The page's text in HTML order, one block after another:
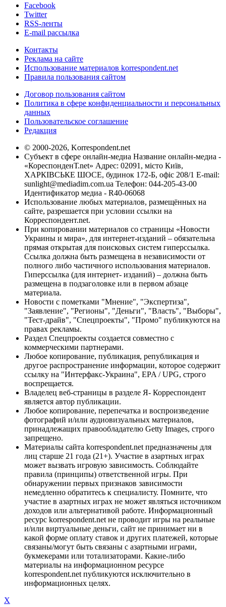
Facebook
Twitter
RSS-ленты
E-mail рассылка
Контакты
Реклама на сайте
Использование материалов korrespondent.net
Правила пользования сайтом
Договор пользования сайтом
Политика в сфере конфиденциальности и персональных
данных
Пользовательское соглашение
Редакция
© 2000-2026, Korrespondent.net
Субъект в сфере онлайн-медиа Название онлайн-медиа -
«КореспонденТ.net» Адрес: 02091, місто Київ,
ХАРКІВСЬКЕ ШОСЕ, будинок 172-Б, офіс 208/1 E-mail:
sunlight@mediadim.com.ua Телефон: 044-205-43-00
Идентификатор медиа - R40-06068
Использование любых материалов, размещённых на
сайте, разрешается при условии ссылки на
Корреспондент.net.
При копировании материалов со страницы «Новости
Украины и мира», для интернет-изданий – обязательна
прямая открытая для поисковых систем гиперссылка.
Ссылка должна быть размещена в независимости от
полного либо частичного использования материалов.
Гиперссылка (для интернет- изданий) – должна быть
размещена в подзаголовке или в первом абзаце
материала.
Новости с пометками "Мнение", "Экспертиза",
"Заявление", "Регионы", "Деньги", "Власть", "Выборы",
"Тест-драйв", "Спецпроекты", "Промо" публикуются на
правах рекламы.
Раздел Спецпроекты создается совместно с
коммерческими партнерами.
Любое копирование, публикация, републикация и
другое распространение информации, которое содержит
ссылку на "Интерфакс-Украина", EPA / UPG, строго
воспрещается.
Владелец веб-страницы в разделе Я- Корреспондент
является автор публикации.
Любое копирование, перепечатка и воспроизведение
фотографий и/или аудиовизуальных материалов,
принадлежащих правообладателю Getty Images, строго
запрещено.
Материалы сайта korrespondent.net предназначены для
лиц старше 21 года (21+). Участие в азартных играх
может вызвать игровую зависимость. Соблюдайте
правила (принципы) ответственной игры. При
обнаружении первых признаков зависимости
немедленно обратитесь к специалисту. Помните, что
участие в азартных играх не может являться источником
доходов или альтернативой работе. Информационный
ресурс korrespondent.net не проводит игры на реальные
и/или виртуальные деньги, сайт не принимает ни в
какой форме оплату ставок и других платежей, которые
связаны/могут быть связаны с азартными играми,
букмекерами или тотализаторами. Какие-либо
материалы на информационном ресурсе
korrespondent.net публикуются исключительно в
информационных целях.
X